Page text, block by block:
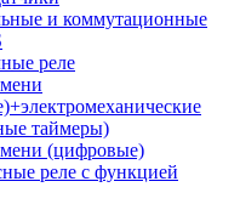
и коммутационные
реле
таймеры)
(цифровые)
реле с функцией